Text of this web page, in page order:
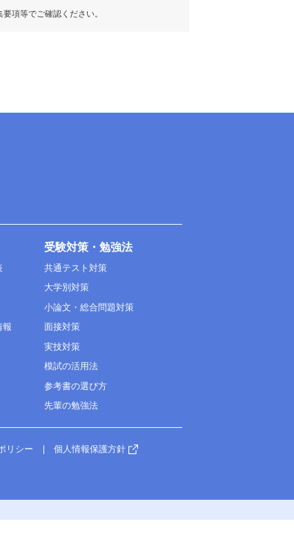
項等でご確認ください。
報
受験対策・勉強法
共通テスト対策
大学別対策
小論文・総合問題対策
面接対策
実技対策
模試の活用法
参考書の選び方
先輩の勉強法
リシー 個人情報保護方針